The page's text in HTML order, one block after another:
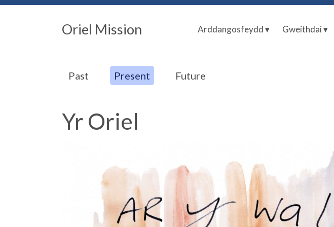
Oriel Mission Arddangosfeydd ▾ Gweithdai ▾
Past Present Future
Yr Oriel